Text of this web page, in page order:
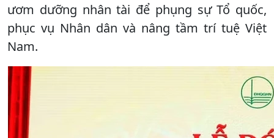
ươm dưỡng nhân tài để phụng sự Tổ quốc,
phục vụ Nhân dân và nâng tầm trí tuệ Việt
Nam.